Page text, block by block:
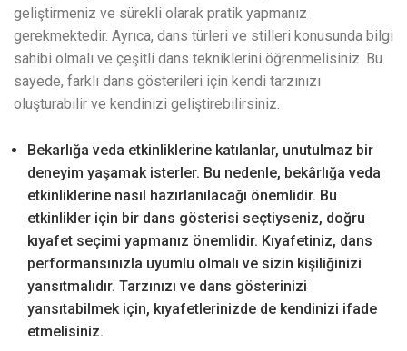
geliştirmeniz ve sürekli olarak pratik yapmanız
gerekmektedir. Ayrıca, dans türleri ve stilleri konusunda bilgi
sahibi olmalı ve çeşitli dans tekniklerini öğrenmelisiniz. Bu
sayede, farklı dans gösterileri için kendi tarzınızı
oluşturabilir ve kendinizi geliştirebilirsiniz.
Bekarlığa veda etkinliklerine katılanlar, unutulmaz bir
deneyim yaşamak isterler. Bu nedenle, bekârlığa veda
etkinliklerine nasıl hazırlanılacağı önemlidir. Bu
etkinlikler için bir dans gösterisi seçtiyseniz, doğru
kıyafet seçimi yapmanız önemlidir. Kıyafetiniz, dans
performansınızla uyumlu olmalı ve sizin kişiliğinizi
yansıtmalıdır. Tarzınızı ve dans gösterinizi
yansıtabilmek için, kıyafetlerinizde de kendinizi ifade
etmelisiniz.